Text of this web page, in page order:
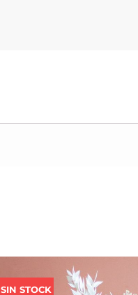
SIN STOCK